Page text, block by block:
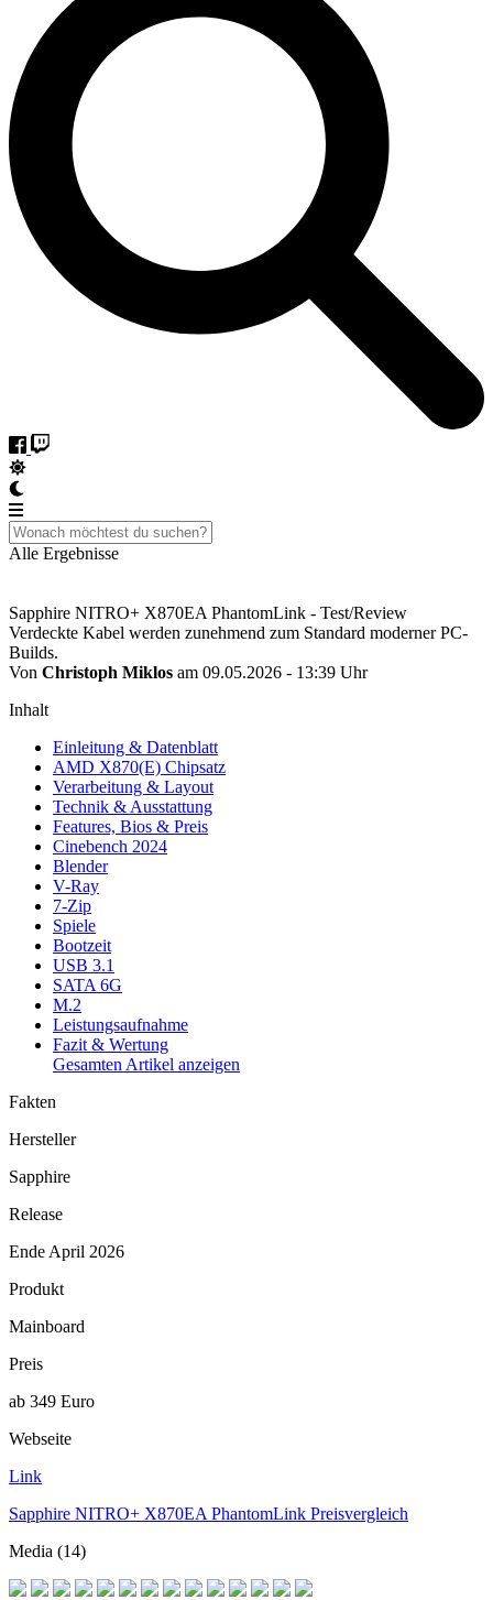
Alle Ergebnisse
Sapphire NITRO+ X870EA PhantomLink - Test/Review
Verdeckte Kabel werden zunehmend zum Standard moderner PC-
Builds.
Von Christoph Miklos am 09.05.2026 - 13:39 Uhr
Inhalt
Einleitung & Datenblatt
AMD X870(E) Chipsatz
Verarbeitung & Layout
Technik & Ausstattung
Features, Bios & Preis
Cinebench 2024
Blender
V-Ray
7-Zip
Spiele
Bootzeit
USB 3.1
SATA 6G
M.2
Leistungsaufnahme
Fazit & Wertung
Gesamten Artikel anzeigen
Fakten
Hersteller
Sapphire
Release
Ende April 2026
Produkt
Mainboard
Preis
ab 349 Euro
Webseite
Link
Sapphire NITRO+ X870EA PhantomLink Preisvergleich
Media (14)